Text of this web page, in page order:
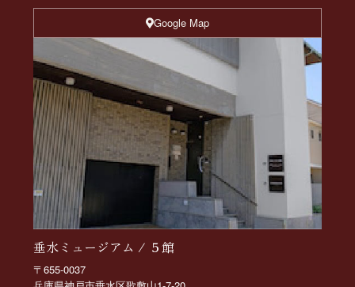
Google Map
垂水ミュージアム / ５館
〒655-0037